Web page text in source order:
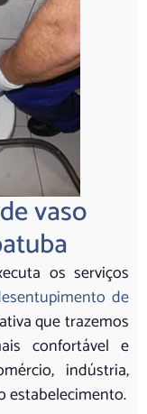
vaso
os serviços
de
que trazemos
confortável e
indústria,
estabelecimento.